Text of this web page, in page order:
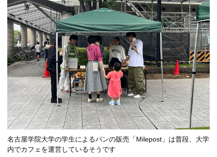
名古屋学院大学の学生によるパンの販売「Milepost」は普段、大学
内でカフェを運営しているそうです